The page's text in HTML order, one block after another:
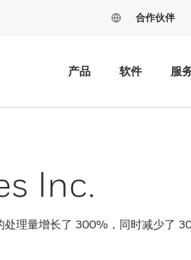
合作伙伴
产品 软件 服
Inc.
理量增长了 300%，同时减少了